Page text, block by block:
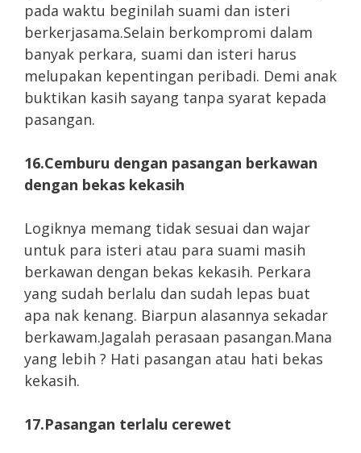
pada waktu beginilah suami dan isteri
berkerjasama.Selain berkompromi dalam
banyak perkara, suami dan isteri harus
melupakan kepentingan peribadi. Demi anak
buktikan kasih sayang tanpa syarat kepada
pasangan.
16.Cemburu dengan pasangan berkawan
dengan bekas kekasih
Logiknya memang tidak sesuai dan wajar
untuk para isteri atau para suami masih
berkawan dengan bekas kekasih. Perkara
yang sudah berlalu dan sudah lepas buat
apa nak kenang. Biarpun alasannya sekadar
berkawam.Jagalah perasaan pasangan.Mana
yang lebih ? Hati pasangan atau hati bekas
kekasih.
17.Pasangan terlalu cerewet